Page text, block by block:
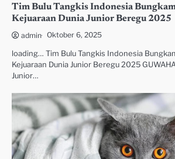
Tim Bulu Tangkis Indonesia
Kejuaraan Dunia Junior Beregu 2025
admin Oktober 6, 2025
loading… Tim Bulu Tangkis Indonesia
Kejuaraan Dunia Junior Beregu 2025
Junior…